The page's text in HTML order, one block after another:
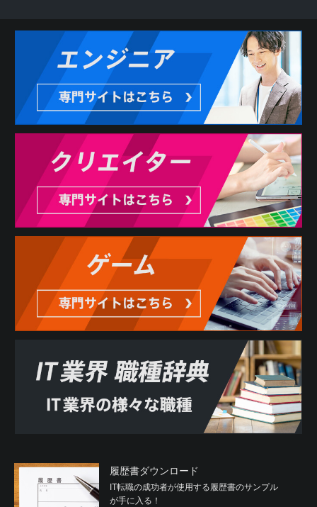
履歴書ダウンロード
IT転職の成功者が使用する履歴書のサンプル
が手に入る！